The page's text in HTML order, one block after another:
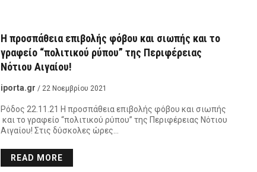
Η προσπάθεια επιβολής φόβου και σιωπής και το
γραφείο “πολιτικού ρύπου” της Περιφέρειας
Νότιου Αιγαίου!
iporta.gr / 22 Νοεμβρίου 2021
Ρόδος 22.11.21 Η προσπάθεια επιβολής φόβου και σιωπής
και το γραφείο “πολιτικού ρύπου” της Περιφέρειας Νότιου
Αιγαίου! Στις δύσκολες ώρες…
READ MORE